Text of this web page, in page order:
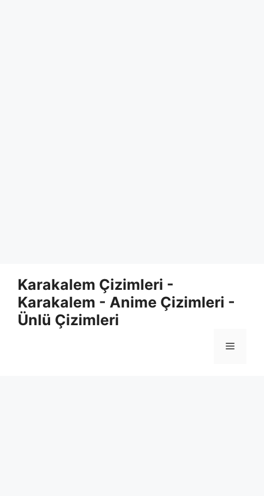
content
Karakalem Çizimleri -
Karakalem - Anime Çizimleri -
Ünlü Çizimleri
Menu